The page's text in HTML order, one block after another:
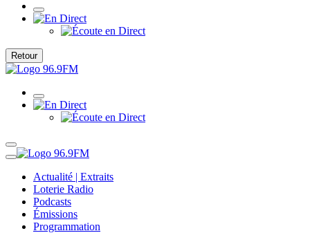
Retour
Actualité | Extraits
Loterie Radio
Podcasts
Émissions
Programmation